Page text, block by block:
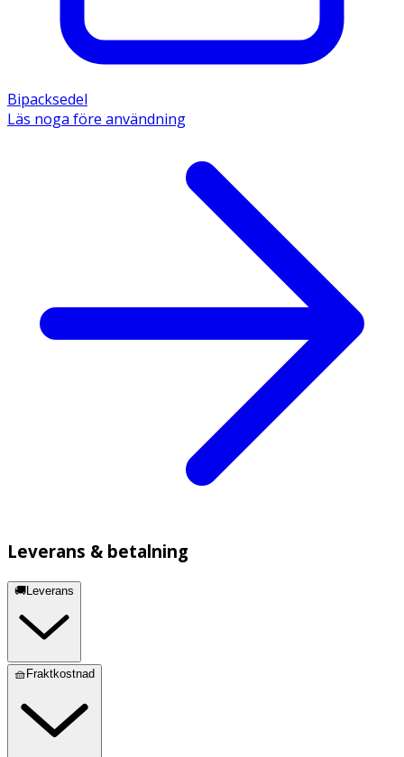
Bipacksedel
Läs noga före användning
Leverans & betalning
🚚Leverans
🧺Fraktkostnad